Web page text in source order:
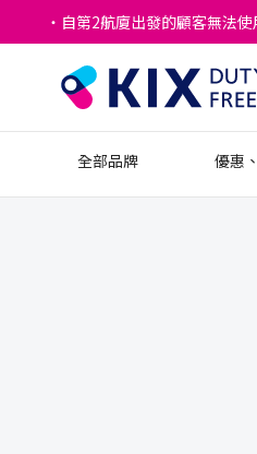
・自第2航廈出發的顧客無法使
全部品牌 優惠